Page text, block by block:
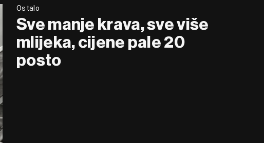
Ostalo
Sve manje krava, sve više
mlijeka, cijene pale 20
posto